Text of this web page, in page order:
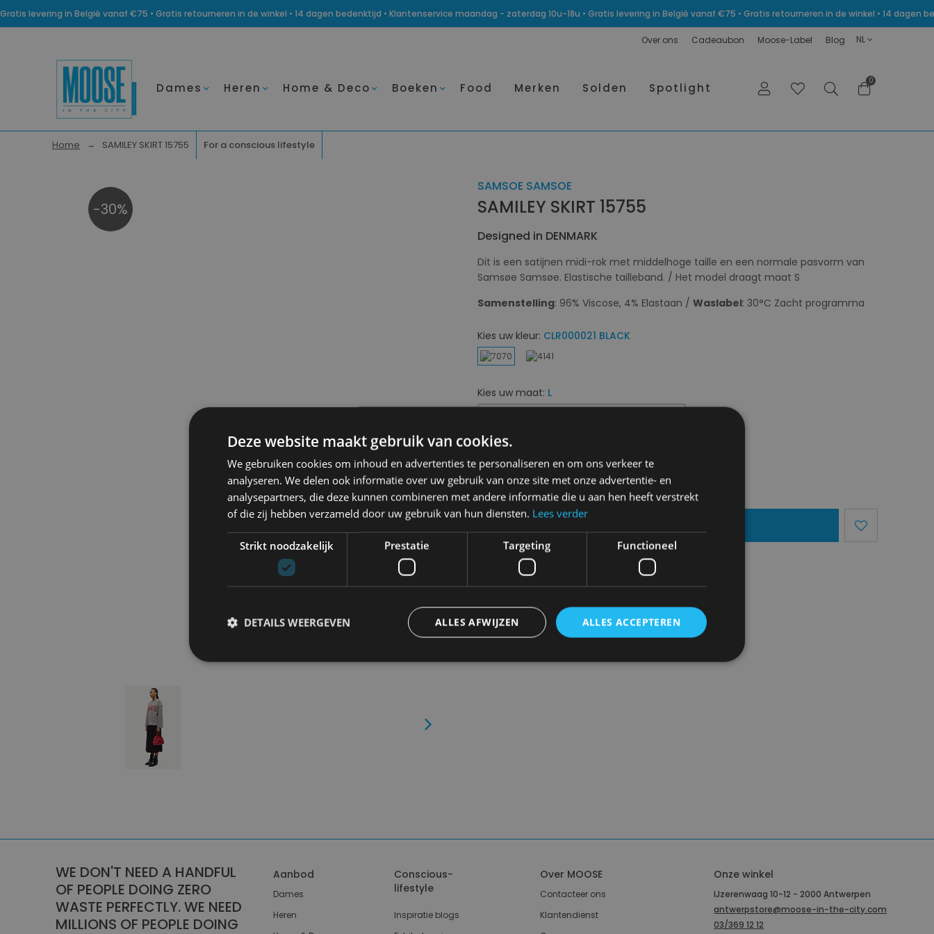
Gratis levering in België vanaf €75 • Gratis retourneren in de winkel • 14 dagen bedenktijd • Klantenservice maandag - zaterdag 10u-18u • Gratis levering in België vanaf €75 • Gratis retourneren in de winkel • 14
Over ons Cadeaubon Moose-Label Blog NL
Dames Heren Home & Deco Boeken Food Merken Solden Spotlight
0
Home SAMILEY SKIRT 15755 For a conscious lifestyle
-30%
SAMSOE SAMSOE
SAMILEY SKIRT 15755
Designed in DENMARK
Dit is een satijnen midi-rok met middelhoge taille en een normale pasvorm van
Samsøe Samsøe. Elastische tailleband. / Het model draagt maat S
Samenstelling: 96% Viscose, 4% Elastaan /Waslabel: 30°C Zacht programma
Kies uw kleur: CLR000021 BLACK
Kies uw maat: L
€ 130,00 € 91,00
Levering 2-3 Werkdagen
Gratis verzending in België
Vanaf €75,00
Nooit meer spijt van krijgen
Click en Collect
WE DON'T NEED A HANDFUL
OF PEOPLE DOING ZERO
WASTE PERFECTLY. WE NEED
MILLIONS OF PEOPLE DOING
Aanbod
Dames
Heren
Conscious-
lifestyle
Inspiratie blogs
Over MOOSE
Contacteer ons
Klantendienst
Onze winkel
IJzerenwaag 10-12 - 2000 Antwerpen
antwerpstore@moose-in-the-city.com
03/369 12 12
Deze website maakt gebruik van cookies.
We gebruiken cookies om inhoud en advertenties te personaliseren en om ons verkeer te
analyseren. We delen ook informatie over uw gebruik van onze site met onze advertentie- en
analysepartners, die deze kunnen combineren met andere informatie die u aan hen heeft verstrekt
of die zij hebben verzameld door uw gebruik van hun diensten. Lees verder
Strikt noodzakelijk Prestatie Targeting Functioneel
ALLES ACCEPTEREN
ALLES AFWIJZEN
DETAILS WEERGEVEN